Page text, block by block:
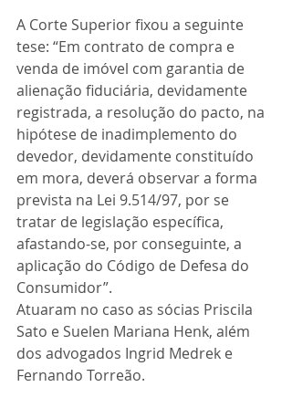
A Corte Superior fixou a seguinte
tese: “Em contrato de compra e
venda de imóvel com garantia de
alienação fiduciária, devidamente
registrada, a resolução do pacto, na
hipótese de inadimplemento do
devedor, devidamente constituído
em mora, deverá observar a forma
prevista na Lei 9.514/97, por se
tratar de legislação específica,
afastando-se, por conseguinte, a
aplicação do Código de Defesa do
Consumidor”.
Atuaram no caso as sócias Priscila
Sato e Suelen Mariana Henk, além
dos advogados Ingrid Medrek e
Fernando Torreão.